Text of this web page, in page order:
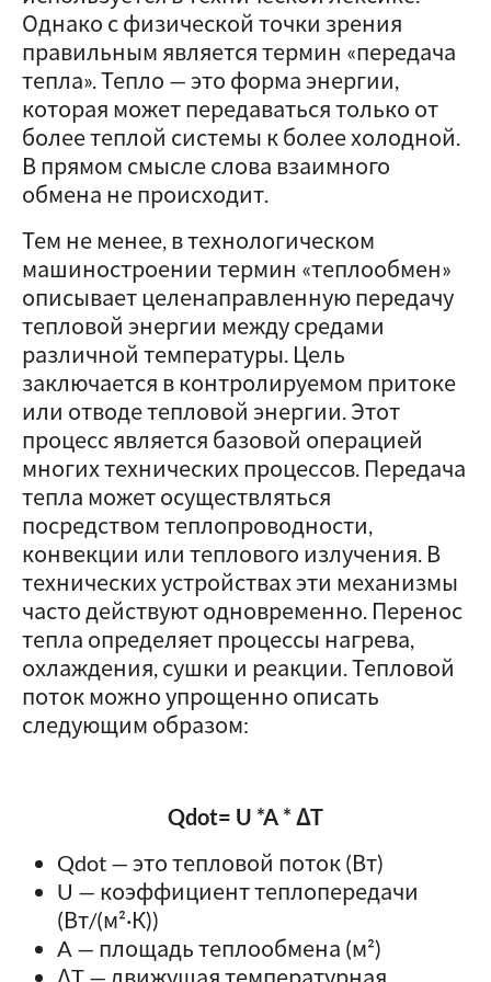
Однако с физической точки зрения
правильным является термин «передача
тепла». Тепло — это форма энергии,
которая может передаваться только от
более теплой системы к более холодной.
В прямом смысле слова взаимного
обмена не происходит.
Тем не менее, в технологическом
машиностроении термин «теплообмен»
описывает целенаправленную передачу
тепловой энергии между средами
различной температуры. Цель
заключается в контролируемом притоке
или отводе тепловой энергии. Этот
процесс является базовой операцией
многих технических процессов. Передача
тепла может осуществляться
посредством теплопроводности,
конвекции или теплового излучения. В
технических устройствах эти механизмы
часто действуют одновременно. Перенос
тепла определяет процессы нагрева,
охлаждения, сушки и реакции. Тепловой
поток можно упрощенно описать
следующим образом:
Qdot= U *A * ΔT
Qdot — это тепловой поток (Вт)
U — коэффициент теплопередачи
(Вт/(м²·К))
A — площадь теплообмена (м²)
ΔT — движущая температурная